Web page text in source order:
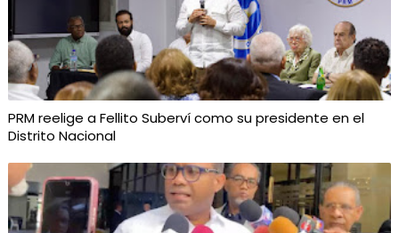
PRM reelige a Fellito Suberví como su presidente en el
Distrito Nacional